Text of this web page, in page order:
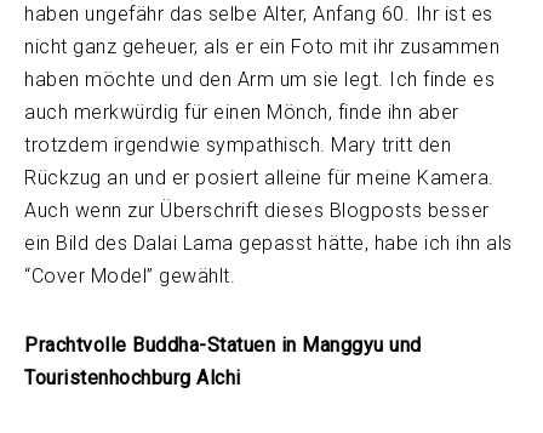
haben ungefähr das selbe Alter, Anfang 60. Ihr ist es
nicht ganz geheuer, als er ein Foto mit ihr zusammen
haben möchte und den Arm um sie legt. Ich finde es
auch merkwürdig für einen Mönch, finde ihn aber
trotzdem irgendwie sympathisch. Mary tritt den
Rückzug an und er posiert alleine für meine Kamera.
Auch wenn zur Überschrift dieses Blogposts besser
ein Bild des Dalai Lama gepasst hätte, habe ich ihn als
“Cover Model” gewählt.
Prachtvolle Buddha-Statuen in Manggyu und
Touristenhochburg Alchi